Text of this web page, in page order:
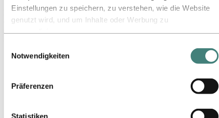
Einstellungen zu speichern, zu verstehen, wie die Website
genutzt wird, und um Inhalte oder Werbung zu
Tools wir für Sicherheits‑, Analyse‑ oder Werbezwecke
verwenden. Diese Drittanbieter können die Informationen,
die sie über Ihre Nutzung unserer Website sammeln, mit
anderen Daten kombinieren, die Sie ihnen bereitgestellt
gesammelt haben. Der Drittanbieter, der für ein
Notwendigkeiten
Präferenzen
Statistiken
Hydro ist ein führendes Unternehmen für Aluminium und
erneuerbare Energien, das Unternehmen und Partnerschaften für
Zu:Aluminium
Über Aluminium
Innovationen, Forschung und Entwicklung
Zu:Energie